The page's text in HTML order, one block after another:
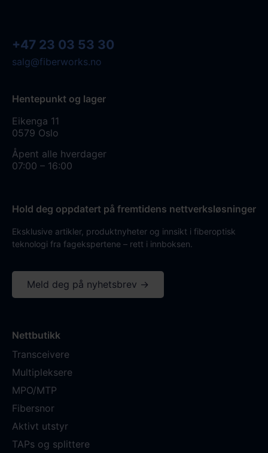
+47 23 03 53 30
salg@fiberworks.no
Hentepunkt og lager
Eikenga 11
0579 Oslo
Åpent alle hverdager
07:00 – 16:00
Hold deg oppdatert på fremtidens nettverksløsninger
Eksklusive artikler, produktnyheter og innsikt i fiberoptisk
teknologi fra fagekspertene – rett i innboksen.
Meld deg på nyhetsbrev →
Nettbutikk
Transceivere
Multipleksere
MPO/MTP
Fibersnor
Aktivt utstyr
TAPs og splittere